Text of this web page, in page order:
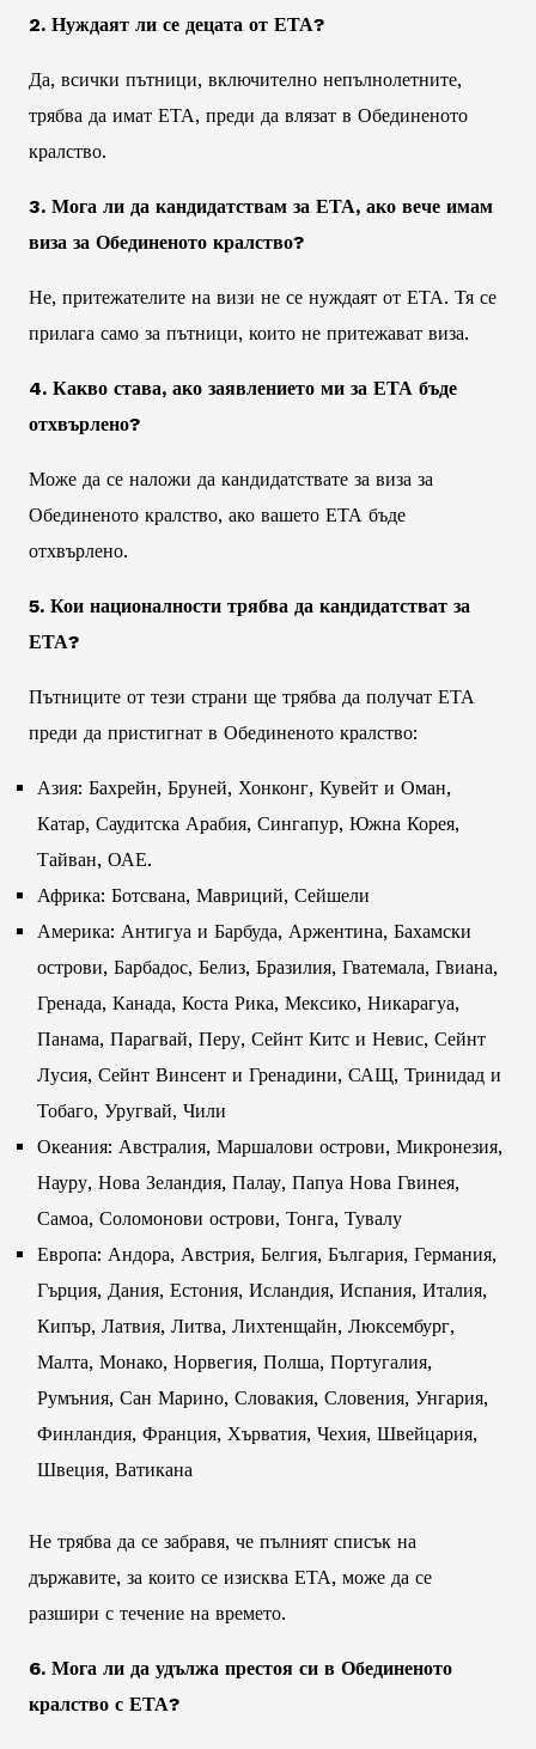
2. Нуждаят ли се децата от ЕТА?
Да, всички пътници, включително непълнолетните,
трябва да имат ЕТА, преди да влязат в Обединеното
кралство.
3. Мога ли да кандидатствам за ЕТА, ако вече имам
виза за Обединеното кралство?
Не, притежателите на визи не се нуждаят от ЕТА. Тя се
прилага само за пътници, които не притежават виза.
4. Какво става, ако заявлението ми за ЕТА бъде
отхвърлено?
Може да се наложи да кандидатствате за виза за
Обединеното кралство, ако вашето ЕТА бъде
отхвърлено.
5. Кои националности трябва да кандидатстват за
ЕТА?
Пътниците от тези страни ще трябва да получат ЕТА
преди да пристигнат в Обединеното кралство:
Азия: Бахрейн, Бруней, Хонконг, Кувейт и Оман,
Катар, Саудитска Арабия, Сингапур, Южна Корея,
Тайван, ОАЕ.
Африка: Ботсвана, Мавриций, Сейшели
Америка: Антигуа и Барбуда, Аржентина, Бахамски
острови, Барбадос, Белиз, Бразилия, Гватемала, Гвиана,
Гренада, Канада, Коста Рика, Мексико, Никарагуа,
Панама, Парагвай, Перу, Сейнт Китс и Невис, Сейнт
Лусия, Сейнт Винсент и Гренадини, САЩ, Тринидад и
Тобаго, Уругвай, Чили
Океания: Австралия, Маршалови острови, Микронезия,
Науру, Нова Зеландия, Палау, Папуа Нова Гвинея,
Самоа, Соломонови острови, Тонга, Тувалу
Европа: Андора, Австрия, Белгия, България, Германия,
Гърция, Дания, Естония, Исландия, Испания, Италия,
Кипър, Латвия, Литва, Лихтенщайн, Люксембург,
Малта, Монако, Норвегия, Полша, Португалия,
Румъния, Сан Марино, Словакия, Словения, Унгария,
Финландия, Франция, Хърватия, Чехия, Швейцария,
Швеция, Ватикана
Не трябва да се забравя, че пълният списък на
държавите, за които се изисква ЕТА, може да се
разшири с течение на времето.
6. Мога ли да удължа престоя си в Обединеното
кралство с ЕТА?